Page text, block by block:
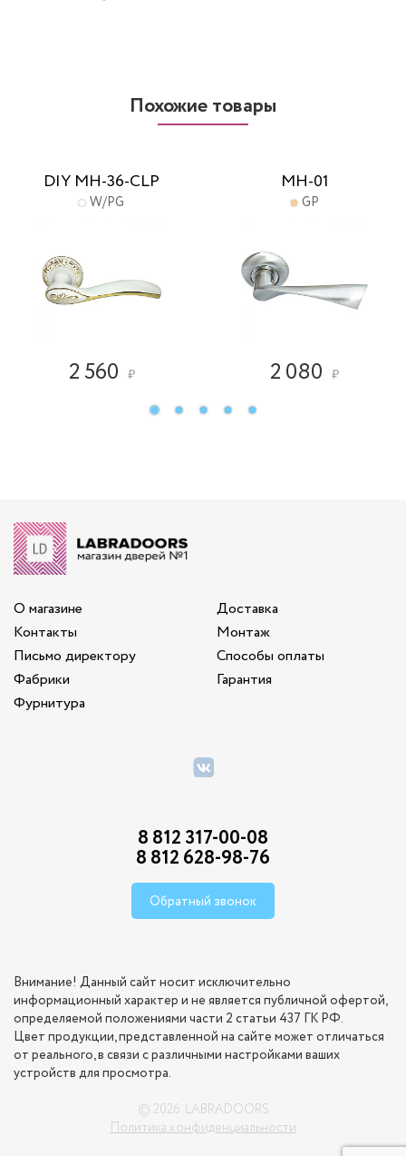
Похожие товары
DIY MH-36-CLP
W/PG
2 560 ₽
MH-01
GP
2 080 ₽
О магазине
Контакты
Письмо директору
Фабрики
Фурнитура
Доставка
Монтаж
Способы оплаты
Гарантия
8 812 317-00-08
8 812 628-98-76
Обратный звонок
Внимание! Данный сайт носит исключительно
информационный характер и не является публичной офертой,
определяемой положениями части 2 статьи 437 ГК РФ.
Цвет продукции, представленной на сайте может отличаться
от реального, в связи с различными настройками ваших
устройств для просмотра.
© 2026. LABRADOORS
Политика конфиденциальности